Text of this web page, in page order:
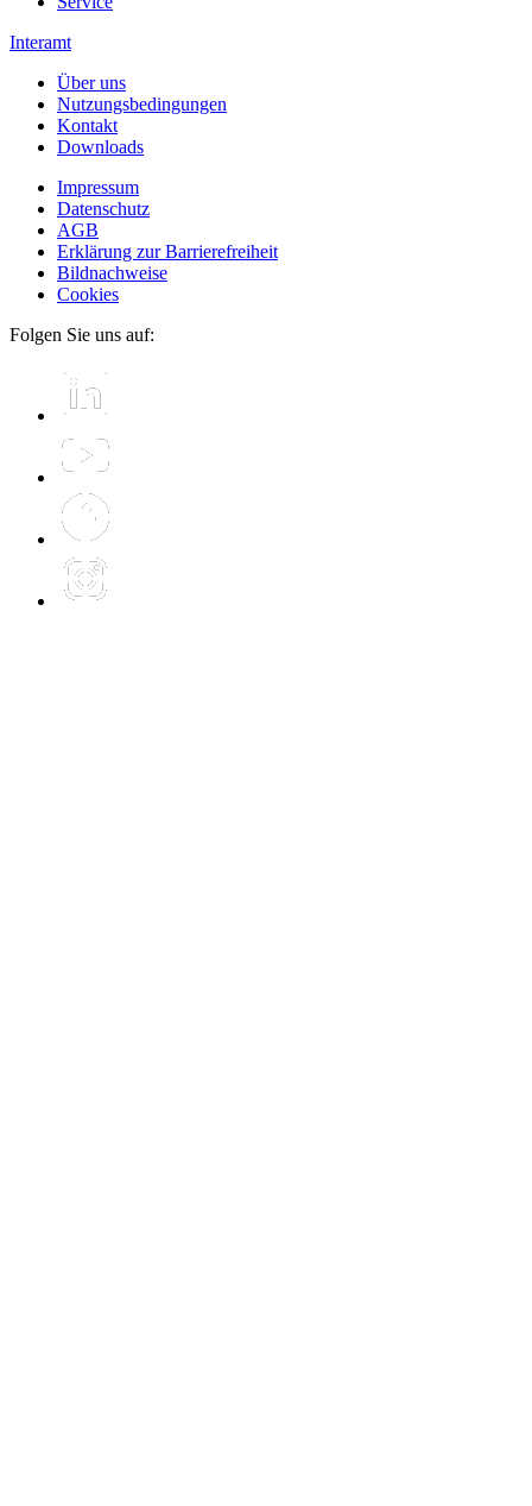
Interamt
Über uns
Nutzungsbedingungen
Kontakt
Downloads
Impressum
Datenschutz
AGB
Erklärung zur Barrierefreiheit
Bildnachweise
Cookies
Folgen Sie uns auf: